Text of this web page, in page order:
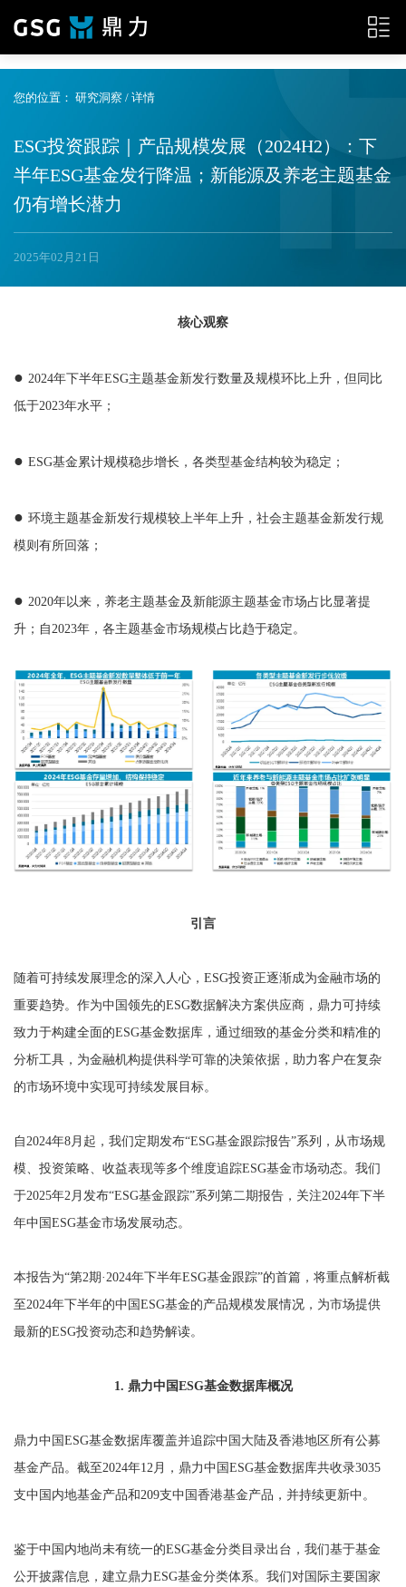
您的位置： 研究洞察 / 详情
ESG投资跟踪｜产品规模发展（2024H2）：下
半年ESG基金发行降温；新能源及养老主题基金
仍有增长潜力
2025年02月21日
核心观察
● 2024年下半年ESG主题基金新发行数量及规模环比上升，但同比
低于2023年水平；
● ESG基金累计规模稳步增长，各类型基金结构较为稳定；
● 环境主题基金新发行规模较上半年上升，社会主题基金新发行规
模则有所回落；
● 2020年以来，养老主题基金及新能源主题基金市场占比显著提
升；自2023年，各主题基金市场规模占比趋于稳定。
引言
随着可持续发展理念的深入人心，ESG投资正逐渐成为金融市场的
重要趋势。作为中国领先的ESG数据解决方案供应商，鼎力可持续
致力于构建全面的ESG基金数据库，通过细致的基金分类和精准的
分析工具，为金融机构提供科学可靠的决策依据，助力客户在复杂
的市场环境中实现可持续发展目标。
自2024年8月起，我们定期发布“ESG基金跟踪报告”系列，从市场规
模、投资策略、收益表现等多个维度追踪ESG基金市场动态。我们
于2025年2月发布“ESG基金跟踪”系列第二期报告，关注2024年下半
年中国ESG基金市场发展动态。
本报告为“第2期·2024年下半年ESG基金跟踪”的首篇，将重点解析截
至2024年下半年的中国ESG基金的产品规模发展情况，为市场提供
最新的ESG投资动态和趋势解读。
1. 鼎力中国ESG基金数据库概况
鼎力中国ESG基金数据库覆盖并追踪中国大陆及香港地区所有公募
基金产品。截至2024年12月，鼎力中国ESG基金数据库共收录3035
支中国内地基金产品和209支中国香港基金产品，并持续更新中。
鉴于中国内地尚未有统一的ESG基金分类目录出台，我们基于基金
公开披露信息，建立鼎力ESG基金分类体系。我们对国际主要国家